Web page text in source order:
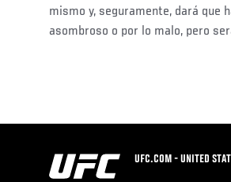
mismo y, seguramente, dará que
asombroso o por lo malo, pero
UFC.COM - UNITED